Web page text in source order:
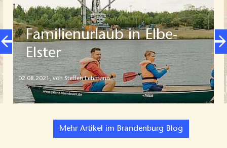
Familienurlaub in Elbe-
Elster
02.08.2021,von Steffen Lehmann
Mehr Artikel im Brandenburg Blog